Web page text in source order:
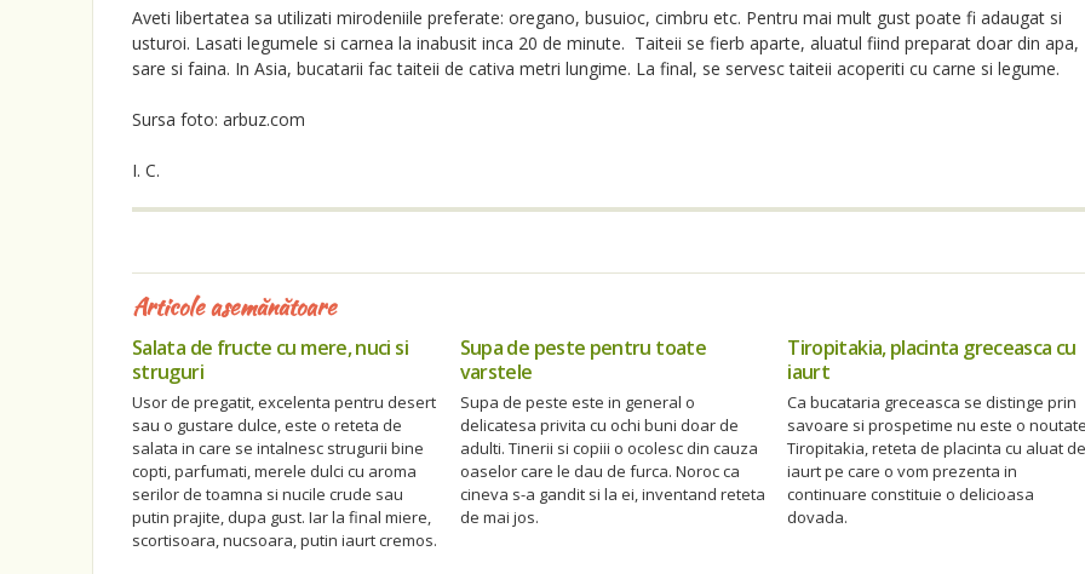
Aveti libertatea sa utilizati mirodeniile preferate: oregano, busuioc, cimbru etc. Pentru mai mult gust poate fi adaugat si
usturoi. Lasati legumele si carnea la inabusit inca 20 de minute. Taiteii se fierb aparte, aluatul fiind preparat doar din apa,
sare si faina. In Asia, bucatarii fac taiteii de cativa metri lungime. La final, se servesc taiteii acoperiti cu carne si legume.
Sursa foto: arbuz.com
I. C.
Articole asemănătoare
Salata de fructe cu mere, nuci si
struguri
Usor de pregatit, excelenta pentru desert
sau o gustare dulce, este o reteta de
salata in care se intalnesc strugurii bine
copti, parfumati, merele dulci cu aroma
serilor de toamna si nucile crude sau
putin prajite, dupa gust. Iar la final miere,
scortisoara, nucsoara, putin iaurt cremos.
Supa de peste pentru toate
varstele
Supa de peste este in general o
delicatesa privita cu ochi buni doar de
adulti. Tinerii si copiii o ocolesc din cauza
oaselor care le dau de furca. Noroc ca
cineva s-a gandit si la ei, inventand reteta
de mai jos.
Tiropitakia, placinta greceasca cu
iaurt
Ca bucataria greceasca se distinge prin
savoare si prospetime nu este o
Tiropitakia, reteta de placinta cu aluat
iaurt pe care o vom prezenta in
continuare constituie o delicioasa
dovada.